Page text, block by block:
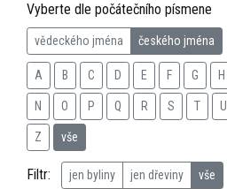
Vyberte dle počátečního písmene
vědeckého jména českého jména
A B C D E F G H
N O P Q R S T U
Z vše
Filtr: jen byliny jen dřeviny vše